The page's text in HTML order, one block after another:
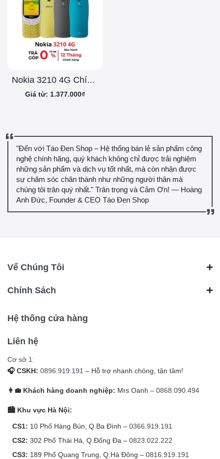
Nokia 3210 4G Chính Hãng
Giá từ: 1.377.000₫
"Đến với Táo Đen Shop – Hệ thống bán lẻ sản phẩm công
nghệ chính hãng, quý khách không chỉ được trải nghiệm
những sản phẩm và dịch vụ tốt nhất, mà còn nhận được
sự chăm sóc chân thành như những người thân mà
chúng tôi trân quý nhất." Trân trọng và Cảm Ơn! — Hoàng
Anh Đức, Founder & CEO Táo Đen Shop
Vể Chúng Tôi
Chính Sách
Hệ thống cửa hàng
Liên hệ
Cơ sở 1:
🎧 CSKH: 0896.919.191 – Hỗ trợ nhanh chóng, tận tâm!
👩‍💼 Khách hàng doanh nghiệp: Mrs Oanh – 0868.090.494
🏙️ Khu vực Hà Nội:
CS1: 10 Phố Hàng Bún, Q.Ba Đình – 0366.919.191
CS2: 302 Phố Thái Hà, Q.Đống Đa – 0823.022.222
CS3: 189 Phố Quang Trung, Q.Hà Đông – 0816.919.191